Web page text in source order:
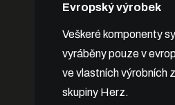
Evropský výrobek
Veškeré komponenty
vyráběny pouze v
ve vlastních výrobních
skupiny Herz.